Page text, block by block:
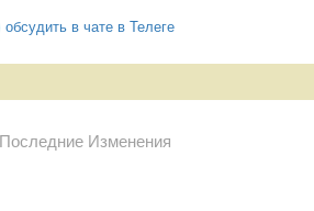
обсудить в чате в Телеге
Последние Изменения